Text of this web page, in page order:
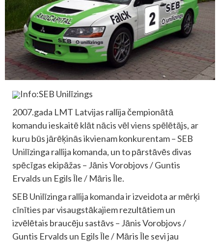
Info:SEB Unilīzings
2007.gada LMT Latvijas rallija čempionātā
komandu ieskaitē klāt nācis vēl viens spēlētājs, ar
kuru būs jārēķinās ikvienam konkurentam – SEB
Unilīzinga rallija komanda, un to pārstāvēs divas
spēcīgas ekipāžas – Jānis Vorobjovs / Guntis
Ervalds un Egils Īle / Māris Īle.
SEB Unilīzinga rallija komanda ir izveidota ar mērķi
cīnīties par visaugstākajiem rezultātiem un
izvēlētais braucēju sastāvs – Jānis Vorobjovs /
Guntis Ervalds un Egils Īle / Māris Īle sevi jau